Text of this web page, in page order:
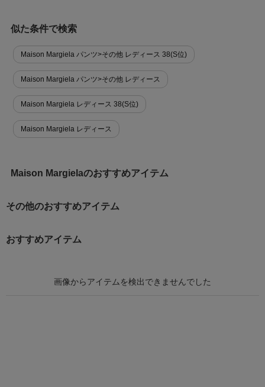
似た条件で検索
Maison Margiela パンツ>その他 レディース 38(S位)
Maison Margiela パンツ>その他 レディース
Maison Margiela レディース 38(S位)
Maison Margiela レディース
Maison Margielaのおすすめアイテム
その他のおすすめアイテム
おすすめアイテム